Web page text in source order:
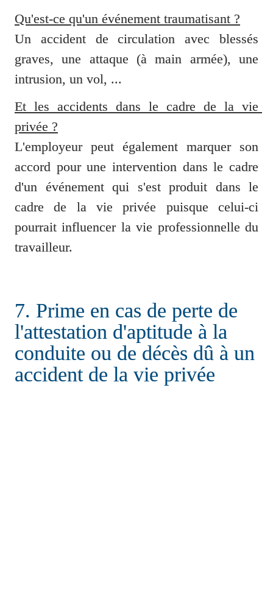
Qu'est-ce qu'un événement traumatisant ?
Un accident de circulation avec blessés
graves, une attaque (à main armée), une
intrusion, un vol, ...
Et les accidents dans le cadre de la vie
privée ?
L'employeur peut également marquer son
accord pour une intervention dans le cadre
d'un événement qui s'est produit dans le
cadre de la vie privée puisque celui-ci
pourrait influencer la vie professionnelle du
travailleur.
7. Prime en cas de perte de
l'attestation d'aptitude à la
conduite ou de décès dû à un
accident de la vie privée